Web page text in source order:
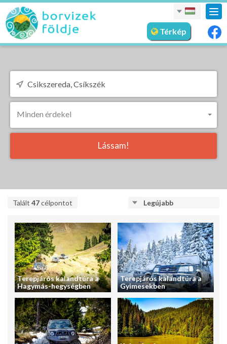
Térkép
Minden érdekel
Lássam!
Talált 47célpontot Legújabb
Terepjárós kalandtúra a
Hagymás-hegységben
Terepjárós kalandtúra a
Gyimesekben